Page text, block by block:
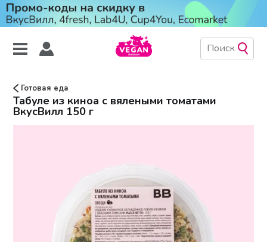
Готовая еда
Табуле из киноа с вялеными томатами
ВкусВилл 150 г